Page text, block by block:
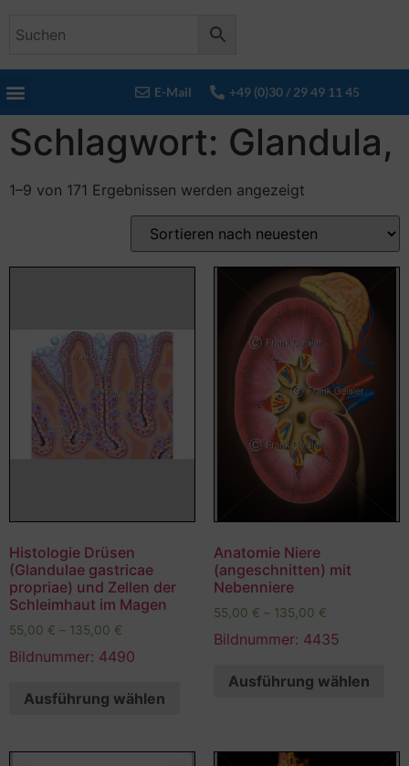
E-Mail +49 (0)30 / 29 49 11 45
Schlagwort: Glandula,
1–9 von 171 Ergebnissen werden angezeigt
Histologie Drüsen
(Glandulae gastricae
propriae) und Zellen der
Schleimhaut im Magen
55,00 € – 135,00 €
Bildnummer: 4490
Ausführung wählen
Anatomie Niere
(angeschnitten) mit
Nebenniere
55,00 € – 135,00 €
Bildnummer: 4435
Ausführung wählen